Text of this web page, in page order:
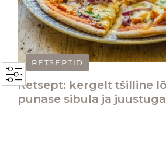
RETSEPTID
Retsept: kergelt tšilline
punase sibula ja juustuga